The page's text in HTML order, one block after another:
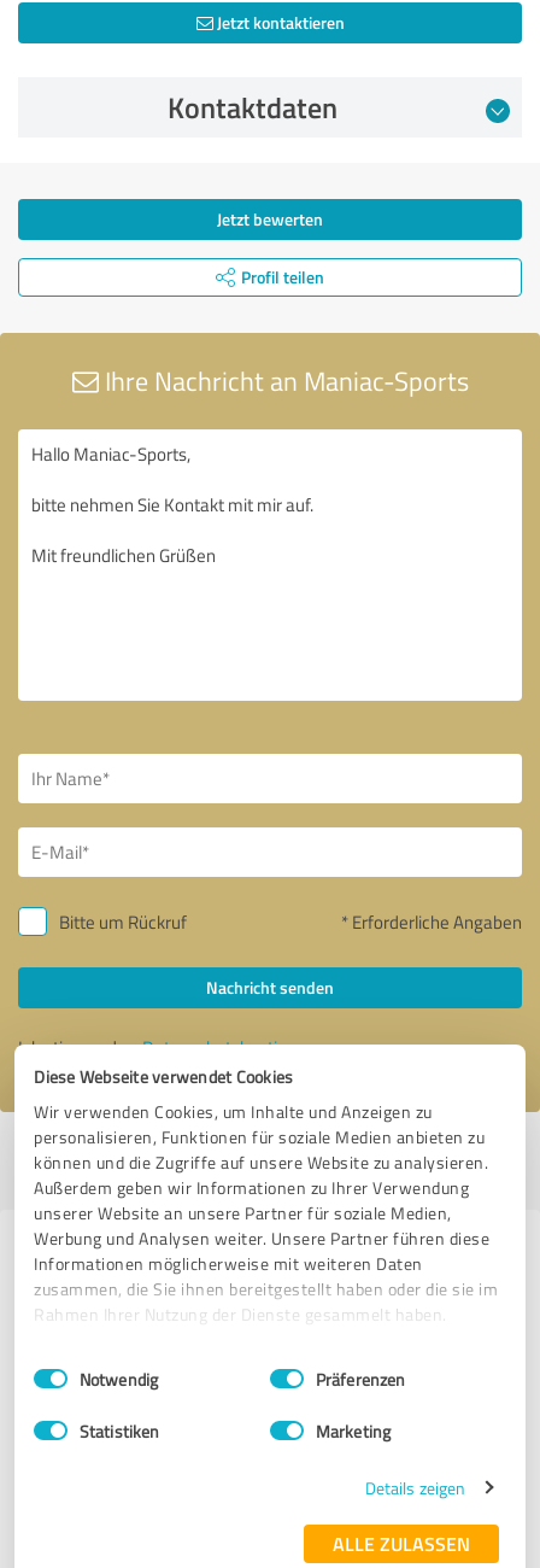
Diese Webseite verwendet Cookies
Wir verwenden Cookies, um Inhalte und Anzeigen zu
personalisieren, Funktionen für soziale Medien anbieten zu
können und die Zugriffe auf unsere Website zu analysieren.
Außerdem geben wir Informationen zu Ihrer Verwendung
unserer Website an unsere Partner für soziale Medien,
Werbung und Analysen weiter. Unsere Partner führen diese
Informationen möglicherweise mit weiteren Daten
zusammen, die Sie ihnen bereitgestellt haben oder die sie im
Rahmen Ihrer Nutzung der Dienste gesammelt haben.
Impressum Datenschutzbestimmungen
Einwilligungsauswahl
Notwendig Präferenzen
Statistiken Marketing
Details zeigen
ALLE ZULASSEN
Jetzt kontaktieren
Kontaktdaten
Jetzt bewerten
Profil teilen
Ihre Nachricht an Maniac-Sports
Bitte um Rückruf * Erforderliche Angaben
Nachricht senden
Ich stimme denDatenschutzbestimmungenzu.
Profil aktiv seit 13.07.2025 | Letzte Aktualisierung: 06.08.2026
melden
Erfahrungen zu weiteren
Anbietern aus dem Bereich
Wellness
Tai Chi bewegt